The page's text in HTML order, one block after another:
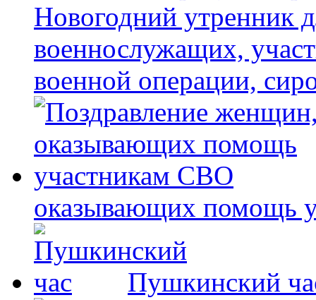
Новогодний утренник
военнослужащих,
военной операции,
оказывающих помощь
Пушкинский